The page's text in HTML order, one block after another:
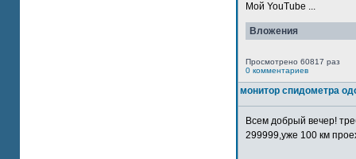
Мой YouTube ...
Вложения
Просмотрено 60817 раз
0 комментариев
монитор спидометра
Всем добрый вечер!
299999,уже 100 км